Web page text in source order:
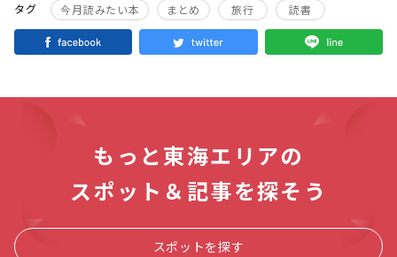
タグ
今月読みたい本 まとめ 旅行 読書
もっと東海エリアの
スポット＆記事を探そう
スポットを探す